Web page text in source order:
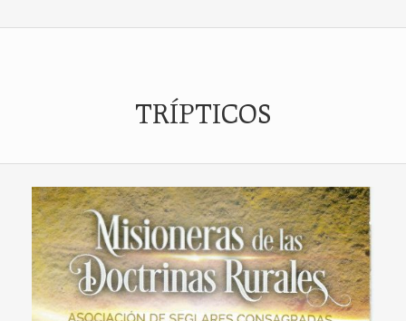
TRÍPTICOS